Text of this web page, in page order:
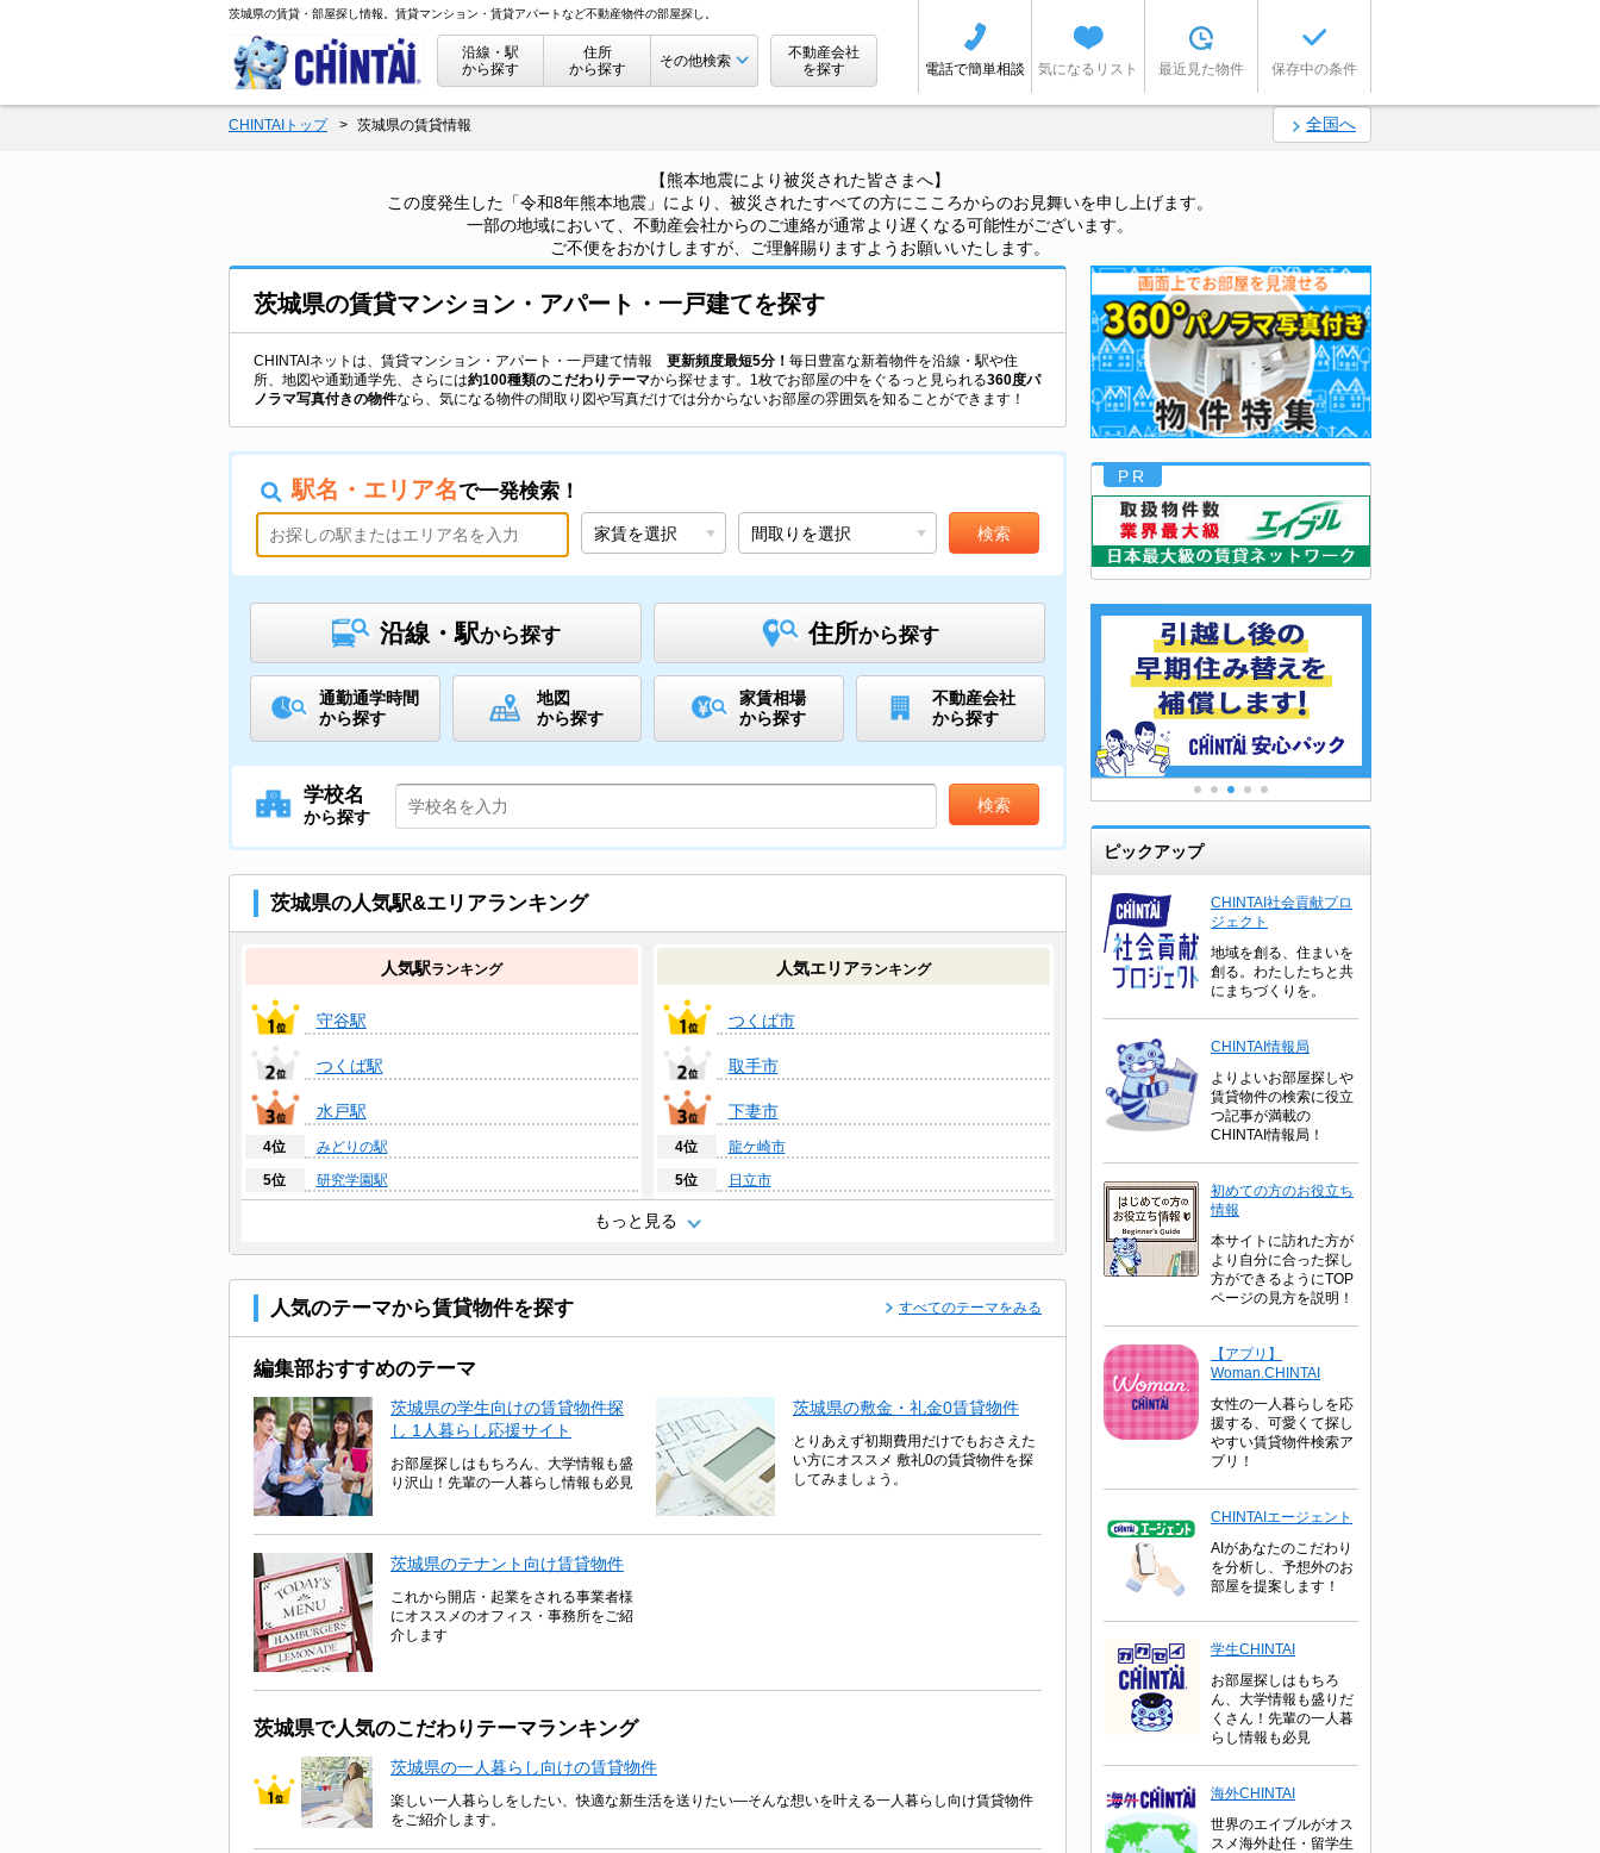
茨城県の賃貸・部屋探し情報。賃貸マンション・賃貸アパートなど不動産物件の部屋探し。
沿線・駅
から探す
住所
から探す
その他検索
不動産会社
を探す
電話で簡単相談 気になるリスト 最近見た物件 保存中の条件
CHINTAIトップ 茨城県の賃貸情報 全国へ
【熊本地震により被災された皆さまへ】
この度発生した「令和8年熊本地震」により、被災されたすべての方にこころからのお見舞いを申し上げます。
一部の地域において、不動産会社からのご連絡が通常より遅くなる可能性がございます。
ご不便をおかけしますが、ご理解賜りますようお願いいたします。
茨城県の賃貸マンション・アパート・一戸建てを探す
CHINTAIネットは、賃貸マンション・アパート・一戸建て情報 更新頻度最短5分！ 毎日豊富な新着物件を沿線・駅や住
所、地図や通勤通学先、さらには約100種類のこだわりテーマから探せます。1枚でお部屋の中をぐるっと見られる360度パ
ノラマ写真付きの物件なら、気になる物件の間取り図や写真だけでは分からないお部屋の雰囲気を知ることができます！
駅名・エリア名で一発検索！
沿線・駅から探す 住所から探す
通勤通学時間
から探す
地図
から探す
家賃相場
から探す
不動産会社
から探す
学校名
から探す
茨城県の人気駅&エリアランキング
人気駅ランキング
守谷駅
つくば駅
水戸駅
4位
みどりの駅
5位
研究学園駅
8位
取手駅
9位
古河駅
人気エリアランキング
つくば市
取手市
下妻市
4位
龍ケ崎市
5位
日立市
8位
常総市
もっと見る
人気のテーマから賃貸物件を探す すべてのテーマをみる
編集部おすすめのテーマ
茨城県の学生向けの賃貸物件探
し 1人暮らし応援サイト
お部屋探しはもちろん、大学情報も盛
り沢山！先輩の一人暮らし情報も必見
茨城県の敷金・礼金0賃貸物件
とりあえず初期費用だけでもおさえた
い方にオススメ 敷礼0の賃貸物件を探
してみましょう。
茨城県のテナント向け賃貸物件
これから開店・起業をされる事業者様
にオススメのオフィス・事務所をご紹
介します
茨城県で人気のこだわりテーマランキング
茨城県の一人暮らし向けの賃貸物件
楽しい一人暮らしをしたい、快適な新生活を送りたい―そんな想いを叶える一人暮らし向け賃貸物件
をご紹介します。
PR
ピックアップ
CHINTAI社会貢献プロ
ジェクト
地域を創る、住まいを
創る。わたしたちと共
にまちづくりを。
CHINTAI情報局
よりよいお部屋探しや
賃貸物件の検索に役立
つ記事が満載の
CHINTAI情報局！
初めての方のお役立ち
情報
本サイトに訪れた方が
より自分に合った探し
方ができるようにTOP
ページの見方を説明！
【アプリ】
Woman.CHINTAI
女性の一人暮らしを応
援する、可愛くて探し
やすい賃貸物件検索ア
プリ！
CHINTAIエージェント
AIがあなたのこだわり
を分析し、予想外のお
部屋を提案します！
学生CHINTAI
お部屋探しはもちろ
ん、大学情報も盛りだ
くさん！先輩の一人暮
らし情報も必見
海外CHINTAI
世界のエイブルがオス
スメ海外赴任・留学生